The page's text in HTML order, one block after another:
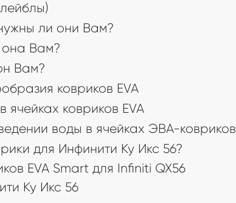
ли они Вам?
она Вам?
Вам?
ковриков EVA
ковриков EVA
воды в ячейках ЭВА-ковриков
для Инфинити Ку Икс 56?
EVA Smart для Infiniti QX56
Ку Икс 56